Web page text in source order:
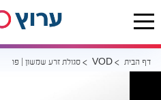
דף הבית VOD סגולת זרע שמשון | פרשת